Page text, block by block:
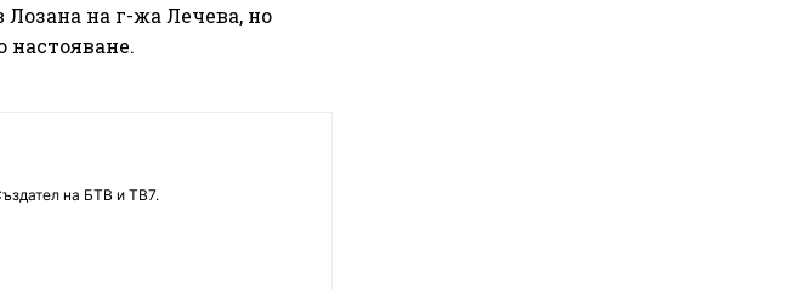
на г-жа Лечева, но
настояване.
на БТВ и ТВ7.